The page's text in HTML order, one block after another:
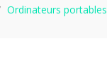
Ordinateurs portables